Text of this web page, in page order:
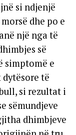
si ndjenjë
dhe po e
një nga të
së
simptomë e
dytësore të
si rezultat i
sëmundjeve
dhimbjeve